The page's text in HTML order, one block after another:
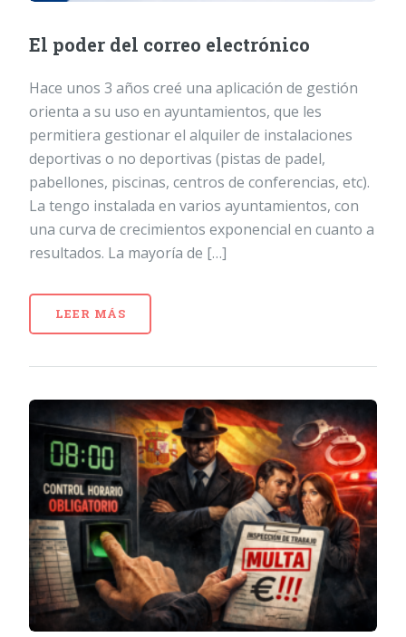
El poder del correo electrónico
Hace unos 3 años creé una aplicación de gestión
orienta a su uso en ayuntamientos, que les
permitiera gestionar el alquiler de instalaciones
deportivas o no deportivas (pistas de padel,
pabellones, piscinas, centros de conferencias, etc).
La tengo instalada en varios ayuntamientos, con
una curva de crecimientos exponencial en cuanto a
resultados. La mayoría de […]
LEER MÁS